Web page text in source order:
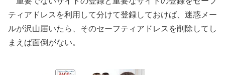
ティアドレスを利用して分けて登録しておけば、迷惑メー
ルが沢山届いたら、そのセーフティアドレスを削除してし
まえば面倒がない。